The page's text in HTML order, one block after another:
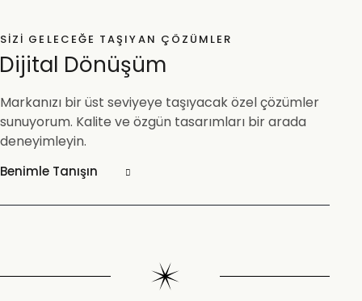
SIZI GELECEĞE TAŞIYAN ÇÖZÜMLER
Dijital Dönüşüm
Markanızı bir üst seviyeye taşıyacak özel çözümler
sunuyorum. Kalite ve özgün tasarımları bir arada
deneyimleyin.
Benimle Tanışın